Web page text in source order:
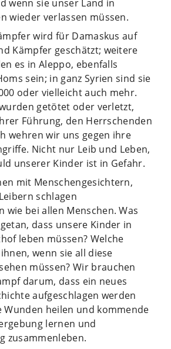
wenn sie unser Land in
wieder verlassen müssen.
wird für Damaskus auf
Kämpfer geschätzt; weitere
es in Aleppo, ebenfalls
sein; in ganz Syrien sind sie
oder vielleicht auch mehr.
getötet oder verletzt,
Führung, den Herrschenden
wehren wir uns gegen ihre
Nicht nur Leib und Leben,
unserer Kinder ist in Gefahr.
mit Menschengesichtern,
schlagen
wie bei allen Menschen. Was
dass unsere Kinder in
leben müssen? Welche
wenn sie all diese
müssen? Wir brauchen
darum, dass ein neues
aufgeschlagen werden
Wunden heilen und kommende
lernen und
zusammenleben.